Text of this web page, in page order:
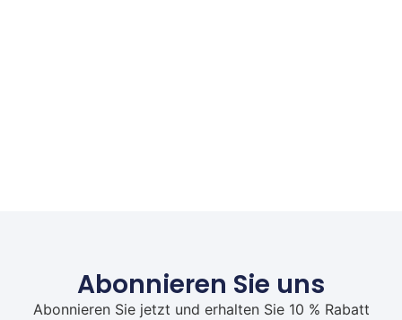
Abonnieren Sie uns
Abonnieren Sie jetzt und erhalten Sie 10 % Rabatt